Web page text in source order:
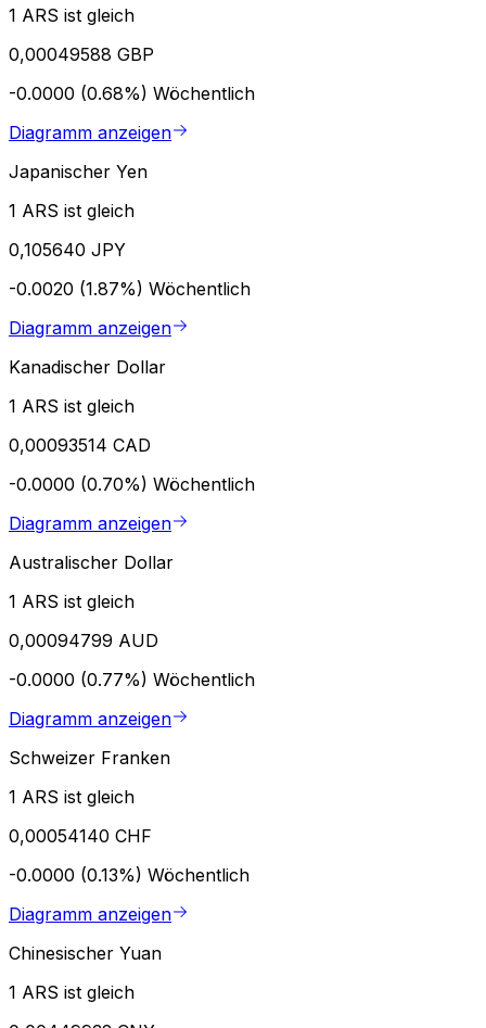
1 ARS ist gleich
0,00049588 GBP
-0.0000 (0.68%) Wöchentlich
Diagramm anzeigen
Japanischer Yen
1 ARS ist gleich
0,105640 JPY
-0.0020 (1.87%) Wöchentlich
Diagramm anzeigen
Kanadischer Dollar
1 ARS ist gleich
0,00093514 CAD
-0.0000 (0.70%) Wöchentlich
Diagramm anzeigen
Australischer Dollar
1 ARS ist gleich
0,00094799 AUD
-0.0000 (0.77%) Wöchentlich
Diagramm anzeigen
Schweizer Franken
1 ARS ist gleich
0,00054140 CHF
-0.0000 (0.13%) Wöchentlich
Diagramm anzeigen
Chinesischer Yuan
1 ARS ist gleich